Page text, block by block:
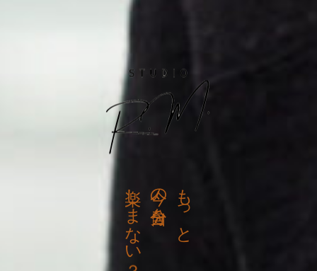
も
っ
と
の
を
し
ま
な
い
？